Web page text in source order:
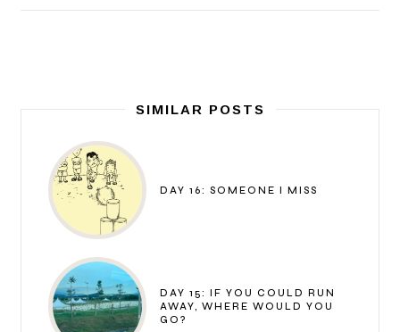
SIMILAR POSTS
DAY 16: SOMEONE I MISS
DAY 15: IF YOU COULD RUN
AWAY, WHERE WOULD YOU
GO?